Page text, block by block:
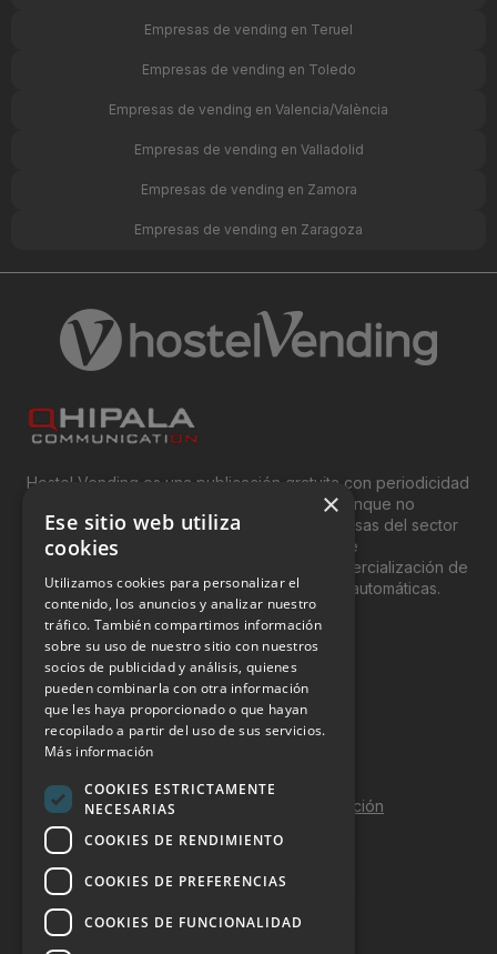
Empresas de vending en Teruel
Empresas de vending en Toledo
Empresas de vending en Valencia/València
Empresas de vending en Valladolid
Empresas de vending en Zamora
Empresas de vending en Zaragoza
Hostel Vending es una publicación gratuita con periodicidad
bimensual y que está orientada, principal, aunque no
exclusivamente, a los profesionales y empresas del sector
del “Vending”; nombre con el que se conoce
genéricamente entre profesionales a la comercialización de
productos y servicios a través de máquinas automáticas.
INFORMACIÓN LEGAL
Aviso Legal
Política de Privacidad
Política de calidad y seguridad de la información
Contacto
DOSSIER Y CONTRATACIÓN
×
Ese sitio web utiliza
cookies
Utilizamos cookies para personalizar el
contenido, los anuncios y analizar nuestro
tráfico. También compartimos información
sobre su uso de nuestro sitio con nuestros
socios de publicidad y análisis, quienes
pueden combinarla con otra información
que les haya proporcionado o que hayan
recopilado a partir del uso de sus servicios.
Más información
COOKIES ESTRICTAMENTE
NECESARIAS
COOKIES DE RENDIMIENTO
COOKIES DE PREFERENCIAS
COOKIES DE FUNCIONALIDAD